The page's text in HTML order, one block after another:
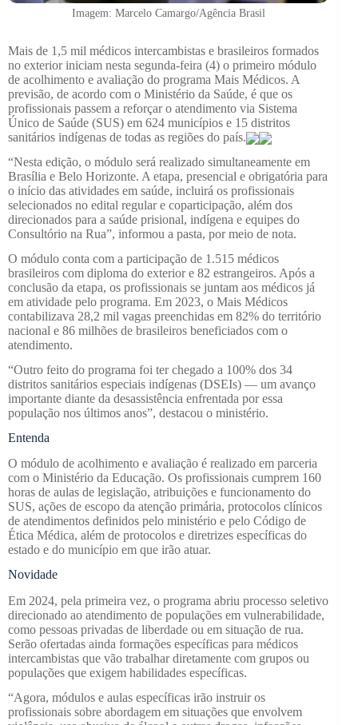
Imagem: Marcelo Camargo/Agência Brasil
Mais de 1,5 mil médicos intercambistas e brasileiros formados
no exterior iniciam nesta segunda-feira (4) o primeiro módulo
de acolhimento e avaliação do programa Mais Médicos. A
previsão, de acordo com o Ministério da Saúde, é que os
profissionais passem a reforçar o atendimento via Sistema
Único de Saúde (SUS) em 624 municípios e 15 distritos
sanitários indígenas de todas as regiões do país.
“Nesta edição, o módulo será realizado simultaneamente em
Brasília e Belo Horizonte. A etapa, presencial e obrigatória para
o início das atividades em saúde, incluirá os profissionais
selecionados no edital regular e coparticipação, além dos
direcionados para a saúde prisional, indígena e equipes do
Consultório na Rua”, informou a pasta, por meio de nota.
O módulo conta com a participação de 1.515 médicos
brasileiros com diploma do exterior e 82 estrangeiros. Após a
conclusão da etapa, os profissionais se juntam aos médicos já
em atividade pelo programa. Em 2023, o Mais Médicos
contabilizava 28,2 mil vagas preenchidas em 82% do território
nacional e 86 milhões de brasileiros beneficiados com o
atendimento.
“Outro feito do programa foi ter chegado a 100% dos 34
distritos sanitários especiais indígenas (DSEIs) — um avanço
importante diante da desassistência enfrentada por essa
população nos últimos anos”, destacou o ministério.
Entenda
O módulo de acolhimento e avaliação é realizado em parceria
com o Ministério da Educação. Os profissionais cumprem 160
horas de aulas de legislação, atribuições e funcionamento do
SUS, ações de escopo da atenção primária, protocolos clínicos
de atendimentos definidos pelo ministério e pelo Código de
Ética Médica, além de protocolos e diretrizes específicas do
estado e do município em que irão atuar.
Novidade
Em 2024, pela primeira vez, o programa abriu processo seletivo
direcionado ao atendimento de populações em vulnerabilidade,
como pessoas privadas de liberdade ou em situação de rua.
Serão ofertadas ainda formações específicas para médicos
intercambistas que vão trabalhar diretamente com grupos ou
populações que exigem habilidades específicas.
“Agora, módulos e aulas específicas irão instruir os
profissionais sobre abordagem em situações que envolvem